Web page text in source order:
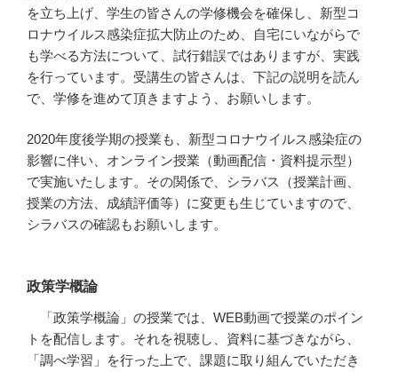
を立ち上げ、学生の皆さんの学修機会を確保し、新型コ
ロナウイルス感染症拡大防止のため、自宅にいながらで
も学べる方法について、試行錯誤ではありますが、実践
を行っています。受講生の皆さんは、下記の説明を読ん
で、学修を進めて頂きますよう、お願いします。
2020年度後学期の授業も、新型コロナウイルス感染症の
影響に伴い、オンライン授業（動画配信・資料提示型）
で実施いたします。その関係で、シラバス（授業計画、
授業の方法、成績評価等）に変更も生じていますので、
シラバスの確認もお願いします。
政策学概論
「政策学概論」の授業では、WEB動画で授業のポイン
トを配信します。それを視聴し、資料に基づきながら、
「調べ学習」を行った上で、課題に取り組んでいただき